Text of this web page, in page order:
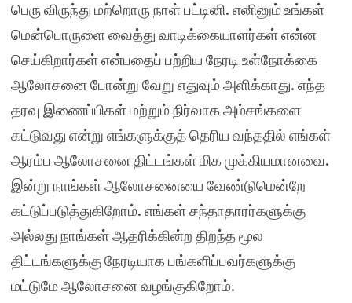
பெரு விருந்து மற்றொரு நாள் பட்டினி. எனினும் உங்கள்
மென்பொருளை வைத்து வாடிக்கையாளர்கள் என்ன
செய்கிறார்கள் என்பதைப் பற்றிய நேரடி உள்நோக்கை
ஆலோசனை போன்று வேறு எதுவும் அளிக்காது. எந்த
தரவு இணைப்பிகள் மற்றும் நிர்வாக அம்சங்களை
கட்டுவது என்று எங்களுக்குத் தெரிய வந்ததில் எங்கள்
ஆரம்ப ஆலோசனை திட்டங்கள் மிக முக்கியமானவை.
இன்று நாங்கள் ஆலோசனையை வேண்டுமென்றே
கட்டுப்படுத்துகிறோம். எங்கள் சந்தாதாரர்களுக்கு
அல்லது நாங்கள் ஆதரிக்கின்ற திறந்த மூல
திட்டங்களுக்கு நேரடியாக பங்களிப்பவர்களுக்கு
மட்டுமே ஆலோசனை வழங்குகிறோம்.